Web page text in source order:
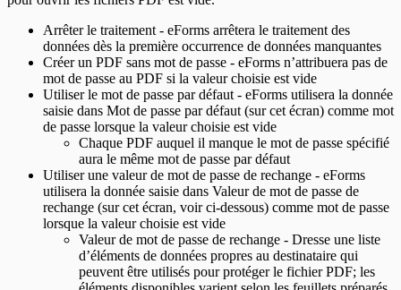
Arrêter le traitement - eForms arrêtera le traitement des
données dès la première occurrence de données manquantes
Créer un PDF sans mot de passe - eForms n’attribuera pas de
mot de passe au PDF si la valeur choisie est vide
Utiliser le mot de passe par défaut - eForms utilisera la donnée
saisie dans Mot de passe par défaut (sur cet écran) comme mot
de passe lorsque la valeur choisie est vide
Chaque PDF auquel il manque le mot de passe spécifié
aura le même mot de passe par défaut
Utiliser une valeur de mot de passe de rechange - eForms
utilisera la donnée saisie dans Valeur de mot de passe de
rechange (sur cet écran, voir ci‑dessous) comme mot de passe
lorsque la valeur choisie est vide
Valeur de mot de passe de rechange - Dresse une liste
d’éléments de données propres au destinataire qui
peuvent être utilisés pour protéger le fichier PDF; les